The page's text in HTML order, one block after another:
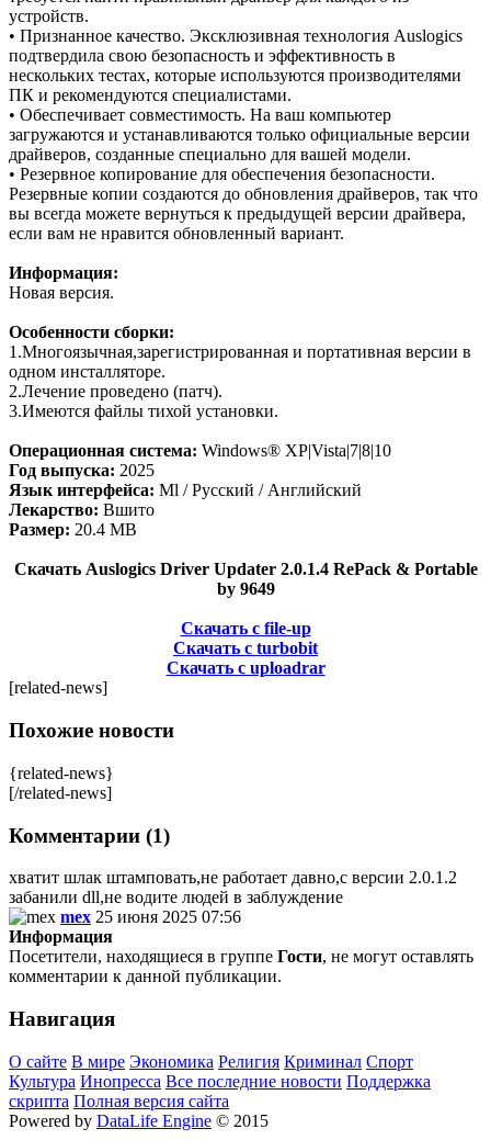
устройств.
• Признанное качество. Эксклюзивная технология Auslogics
подтвердила свою безопасность и эффективность в
нескольких тестах, которые используются производителями
ПК и рекомендуются специалистами.
• Обеспечивает совместимость. Ha ваш компьютер
загружаются и устанавливаются только официальные версии
драйверов, созданные специально для вашей модели.
• Резервное копирование для обеспечения безопасности.
Резервные копии создаются до обновления драйверов, так что
вы всегда можете вернуться к предыдущей версии драйвера,
если вам не нравится обновленный вариант.
Информация:
Новая версия.
Особенности сборки:
1.Многоязычная,зарегистрированная и портативная версии в
одном инсталляторе.
2.Лечение проведено (патч).
3.Имеются файлы тихой установки.
Операционная система: Windows® XP|Vista|7|8|10
Год выпуска: 2025
Язык интерфейса: Ml / Русский / Английский
Лекарство: Вшито
Размер: 20.4 MB
Скачать Auslogics Driver Updater 2.0.1.4 RePack & Portable
by 9649
Скачать с file-up
Скачать с turbobit
Скачать с uploadrar
[related-news]
Похожие новости
{related-news}
[/related-news]
Комментарии (1)
хватит шлак штамповать,не работает давно,с версии 2.0.1.2
забанили dll,не водите людей в заблуждение
mex 25 июня 2025 07:56
Информация
Посетители, находящиеся в группе Гости, не могут оставлять
комментарии к данной публикации.
Навигация
О сайте В мире Экономика Религия Криминал Спорт
Культура Инопресса Все последние новости Поддержка
скрипта Полная версия сайта
Powered by DataLife Engine © 2015